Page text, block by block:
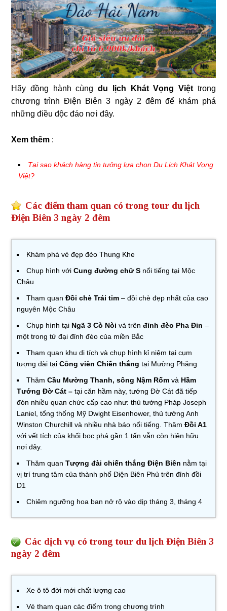
Hãy đồng hành cùngdu lịch Khát Vọng Việttrong
chương trình Điện Biên 3 ngày 2 đêm để khám phá
những điều độc đáo nơi đây.
Xem thêm :
Tại sao khách hàng tin tưởng lựa chọn Du Lịch Khát Vọng
Việt?
Các điểm tham quan có trong tour du lịch
Điện Biên 3 ngày 2 đêm
Khám phá vẻ đẹp đèo Thung Khe
Chụp hình vớiCung đường chữ S nổi tiếng tại Mộc
Châu
Tham quanĐồi chè Trái tim– đồi chè đẹp nhất của cao
nguyên Mộc Châu
Chụp hình tại Ngã 3 Cò Nòi và trênđỉnh đèo Pha Đin –
một trong tứ đại đỉnh đèo của miền Bắc
Tham quan khu di tích và chụp hình kỉ niệm tại cụm
tượng đài tạiCông viên Chiến thắng tại Mường Phăng
ThămCầu Mường Thanh, sông Nậm Rốmvà Hầm
Tướng Đờ Cát –tại căn hầm này, tướng Đờ Cát đã tiếp
đón nhiều quan chức cấp cao như: thủ tướng Pháp Joseph
Laniel, tổng thống Mỹ Dwight Eisenhower, thủ tướng Anh
Winston Churchill và nhiều nhà báo nổi tiếng. Thăm Đồi A1
với vết tích của khối bọc phá gần 1 tấn vẫn còn hiện hữu
nơi đây.
Thăm quanTượng đài chiến thắng Điện Biên nằm tại
vị trí trung tâm của thành phố Điện Biên Phủ trên đỉnh đồi
D1
Chiêm ngưỡng hoa ban nở rộ vào dịp tháng 3, tháng 4
Các dịch vụ có trong tour du lịch Điện Biên 3
ngày 2 đêm
Xe ô tô đời mới chất lượng cao
Vé tham quan các điểm trong chương trình